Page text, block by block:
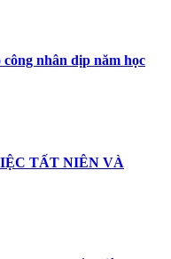
nhân dịp năm học
TẤT NIÊN VÀ